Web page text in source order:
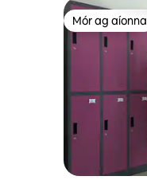
Mór ag aíonna
Mór ag aíonna